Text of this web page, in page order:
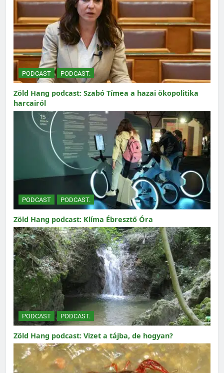
PODCAST PODCAST.
Zöld Hang podcast: Szabó Tímea a hazai ökopolitika
harcairól
PODCAST PODCAST.
Zöld Hang podcast: Klíma Ébresztő Óra
PODCAST PODCAST.
Zöld Hang podcast: Vizet a tájba, de hogyan?